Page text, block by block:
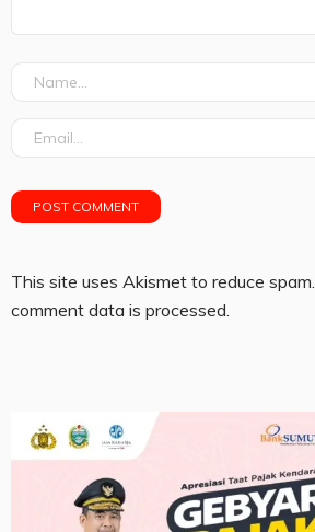
This site uses Akismet to reduce spam.
comment data is processed.